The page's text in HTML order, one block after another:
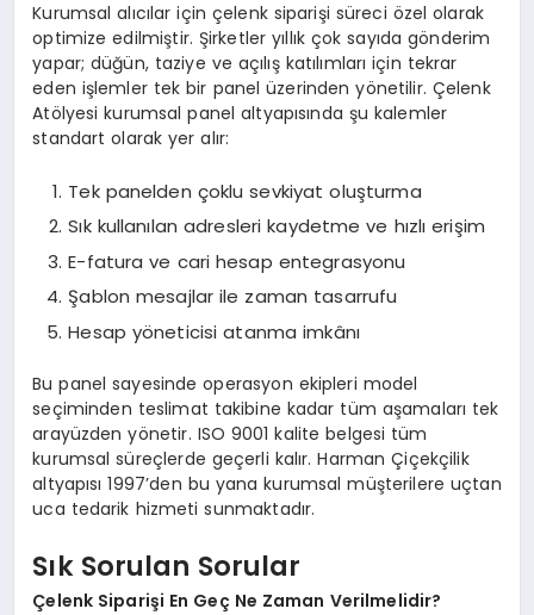
Kurumsal alıcılar için çelenk siparişi süreci özel olarak
optimize edilmiştir. Şirketler yıllık çok sayıda gönderim
yapar; düğün, taziye ve açılış katılımları için tekrar
eden işlemler tek bir panel üzerinden yönetilir. Çelenk
Atölyesi kurumsal panel altyapısında şu kalemler
standart olarak yer alır:
Tek panelden çoklu sevkiyat oluşturma
Sık kullanılan adresleri kaydetme ve hızlı erişim
E-fatura ve cari hesap entegrasyonu
Şablon mesajlar ile zaman tasarrufu
Hesap yöneticisi atanma imkânı
Bu panel sayesinde operasyon ekipleri model
seçiminden teslimat takibine kadar tüm aşamaları tek
arayüzden yönetir. ISO 9001 kalite belgesi tüm
kurumsal süreçlerde geçerli kalır. Harman Çiçekçilik
altyapısı 1997’den bu yana kurumsal müşterilere uçtan
uca tedarik hizmeti sunmaktadır.
Sık Sorulan Sorular
Çelenk Siparişi En Geç Ne Zaman Verilmelidir?